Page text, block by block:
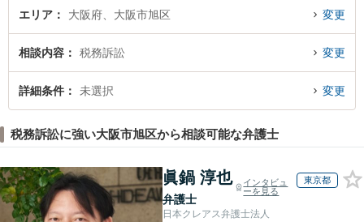
検索したい』『初回相談無料で税務訴訟を法律相談できる大阪市旭区内の弁護
エリア 大阪府、大阪市旭区 変更
相談内容 税務訴訟 変更
詳細条件 未選択 変更
税務訴訟に強い大阪市旭区から相談可能な弁護士
眞鍋 淳也
弁護士
インタビュ
ーを見る
東京都
日本クレアス弁護士法人